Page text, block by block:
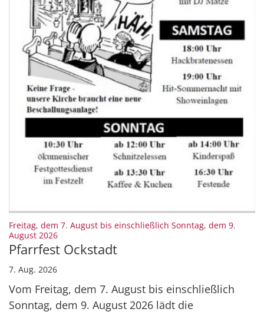
Freitag, dem 7. August bis einschließlich Sonntag, dem 9.
August 2026:
Pfarrfest Ockstadt
7. Aug. 2026
Vom Freitag, dem 7. August bis einschließlich
Sonntag, dem 9. August 2026 lädt die